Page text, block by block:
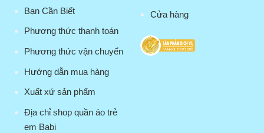
Bạn Cần Biết
Phương thức thanh toán
Phương thức vận chuyển
Hướng dẫn mua hàng
Xuất xứ sản phẩm
Địa chỉ shop quần áo trẻ
em Babi
Cửa hàng